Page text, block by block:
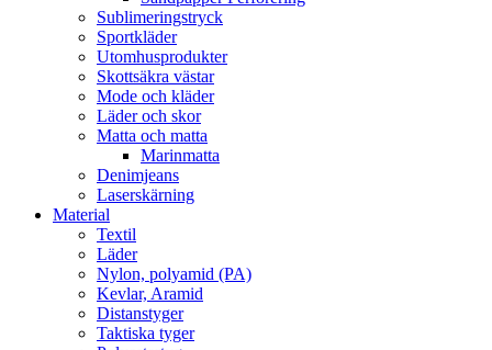
Sublimeringstryck
Sportkläder
Utomhusprodukter
Skottsäkra västar
Mode och kläder
Läder och skor
Matta och matta
Marinmatta
Denimjeans
Laserskärning
Material
Textil
Läder
Nylon, polyamid (PA)
Kevlar, Aramid
Distanstyger
Taktiska tyger